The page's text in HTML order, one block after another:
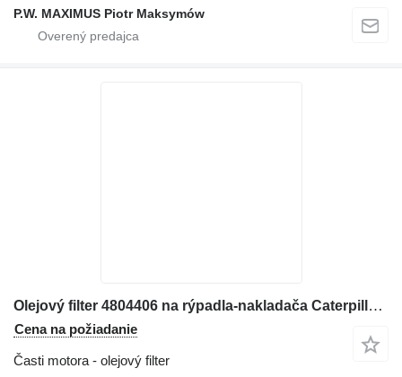
P.W. MAXIMUS Piotr Maksymów
Olejový filter 4804406 na rýpadla-nakladača Caterpillar 422E, 422F, 428E, 428F, 432E, 432F, 434E, 434F, 442E, 444E, 444F
Cena na požiadanie
Časti motora - olejový filter